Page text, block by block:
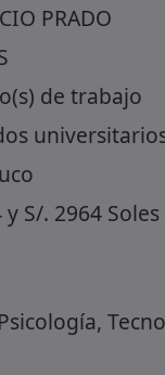
PRADO
de trabajo
S/. 2964 Soles